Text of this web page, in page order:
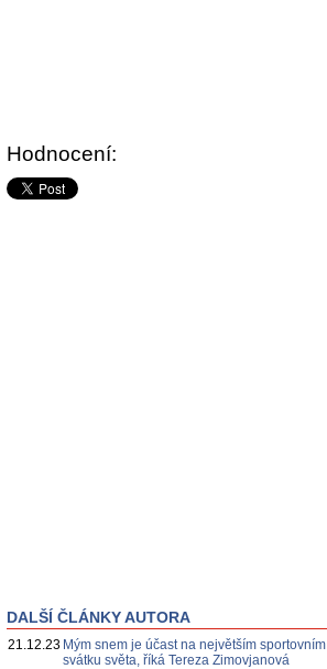
Hodnocení:
DALŠÍ ČLÁNKY AUTORA
21.12.23 Mým snem je účast na největším sportovním
svátku světa, říká Tereza Zimovjanová